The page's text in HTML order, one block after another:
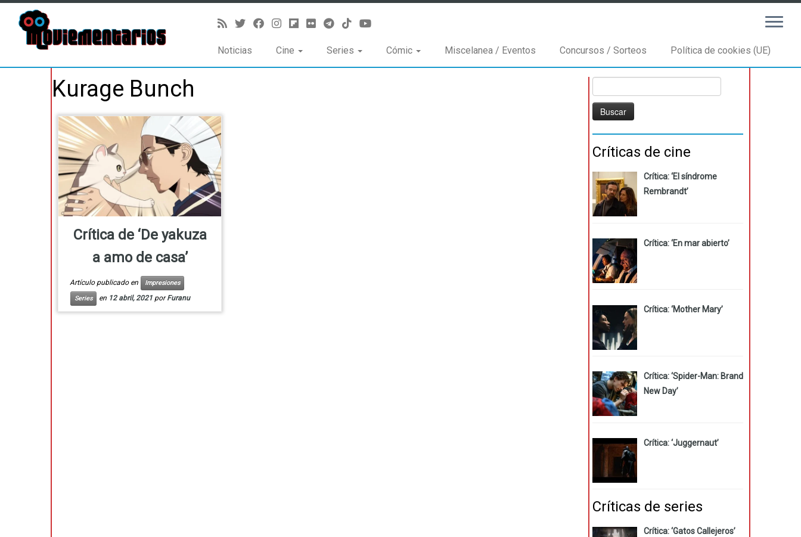
Noticias Cine Series Cómic Miscelanea / Eventos Concursos / Sorteos Política de cookies (UE)
Kurage Bunch
Crítica de ‘De yakuza
a amo de casa’
Artículo publicado en
Impresiones
Series
en 12 abril, 2021 porFuranu
Críticas de cine
Crítica: ‘El síndrome
Rembrandt’
Crítica: ‘En mar abierto’
Crítica: ‘Mother Mary’
Crítica: ‘Spider-Man: Brand
New Day’
Crítica: ‘Juggernaut’
Críticas de series
Crítica: ‘Gatos Callejeros’